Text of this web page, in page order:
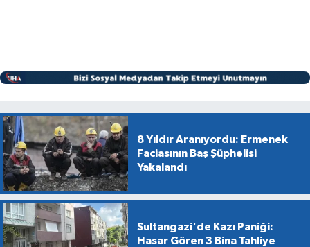
8 Yıldır Aranıyordu: Ermenek
Faciasının Baş Şüphelisi
Yakalandı
Sultangazi'de Kazı Paniği:
Hasar Gören 3 Bina Tahliye